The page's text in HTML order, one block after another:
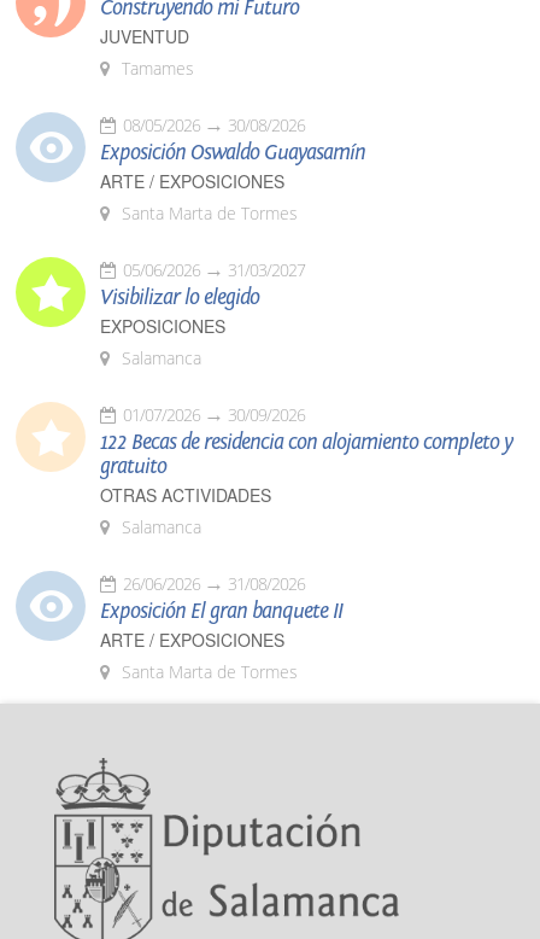
Construyendo mi Futuro
JUVENTUD
Tamames
08/05/2026 30/08/2026
Exposición Oswaldo Guayasamín
ARTE / EXPOSICIONES
Santa Marta de Tormes
05/06/2026 31/03/2027
Visibilizar lo elegido
EXPOSICIONES
Salamanca
01/07/2026 30/09/2026
122 Becas de residencia con alojamiento completo y
gratuito
OTRAS ACTIVIDADES
Salamanca
26/06/2026 31/08/2026
Exposición El gran banquete II
ARTE / EXPOSICIONES
Santa Marta de Tormes